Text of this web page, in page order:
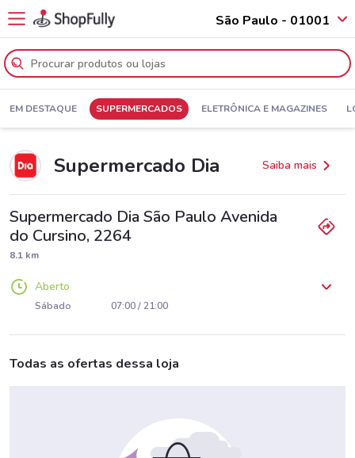
São Paulo - 01001
EM DESTAQUE SUPERMERCADOS ELETRÔNICA E MAGAZINES
Supermercado Dia Saiba mais
Supermercado Dia São Paulo Avenida
do Cursino, 2264
8.1 km
Aberto
Sábado 07:00 / 21:00
Todas as ofertas dessa loja